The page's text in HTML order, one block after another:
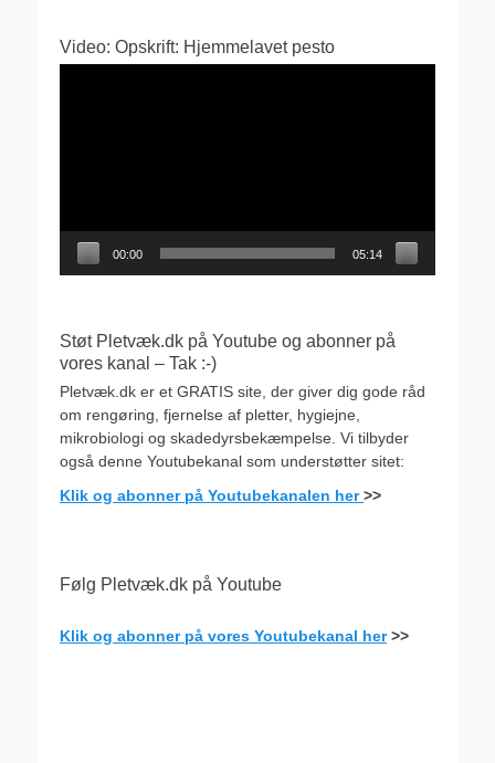
Video: Opskrift: Hjemmelavet pesto
00:00 05:14
Støt Pletvæk.dk på Youtube og abonner på
vores kanal – Tak :-)
Pletvæk.dk er et GRATIS site, der giver dig gode råd
om rengøring, fjernelse af pletter, hygiejne,
mikrobiologi og skadedyrsbekæmpelse. Vi tilbyder
også denne Youtubekanal som understøtter sitet:
Klik og abonner på Youtubekanalen her>>
Følg Pletvæk.dk på Youtube
Klik og abonner på vores Youtubekanal her>>